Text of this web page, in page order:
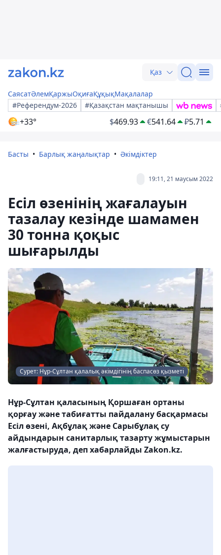
Қаз
СаясатӘлемҚаржыОқиғаҚұқықМақалалар
#Референдум-2026
#Қазақстан мақтанышы
+33° $469.93 €541.64 ₽5.71
Басты Барлық жаңалықтар Әкімдіктер
19:11, 21 маусым 2022
Есіл өзенінің жағалауын
тазалау кезінде шамамен
30 тонна қоқыс
шығарылды
Сурет: Нұр-Сұлтан қалалық әкімдігінің баспасөз қызметі
Нұр-Сұлтан қаласының Қоршаған ортаны
қорғау және табиғатты пайдалану басқармасы
Есіл өзені, Ақбұлақ және Сарыбұлақ су
айдындарын санитарлық тазарту жұмыстарын
жалғастыруда, деп хабарлайды Zakon.kz.